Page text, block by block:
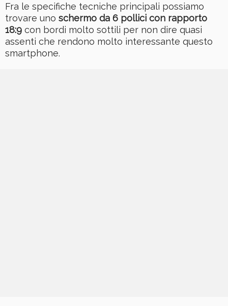
Fra le specifiche tecniche principali possiamo
trovare uno schermo da 6 pollici con rapporto
18:9 con bordi molto sottili per non dire quasi
assenti che rendono molto interessante questo
smartphone.